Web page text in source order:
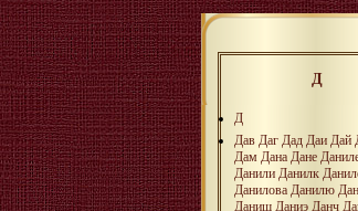
Д
Д
Дав Даг Дад Даи Дай
Дам Дана Дане
Данили Данилк
Данилова Данилю
Даниш Даниэ Данч